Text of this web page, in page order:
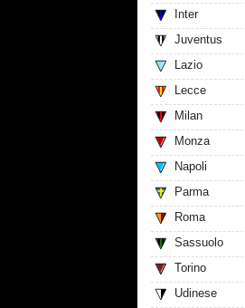
Inter
Juventus
Lazio
Lecce
Milan
Monza
Napoli
Parma
Roma
Sassuolo
Torino
Udinese